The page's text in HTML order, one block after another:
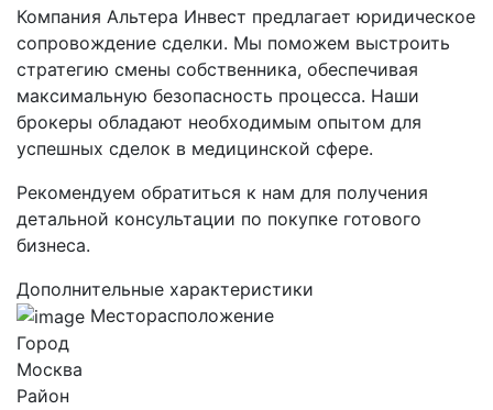
Компания Альтера Инвест предлагает юридическое
сопровождение сделки. Мы поможем выстроить
стратегию смены собственника, обеспечивая
максимальную безопасность процесса. Наши
брокеры обладают необходимым опытом для
успешных сделок в медицинской сфере.
Рекомендуем обратиться к нам для получения
детальной консультации по покупке готового
бизнеса.
Дополнительные характеристики
Месторасположение
Город
Москва
Район